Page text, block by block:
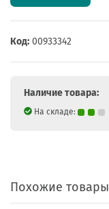
Код: 00933342
Наличие товара:
На складе:
Похожие товары